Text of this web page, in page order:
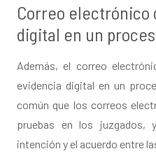
Correo electrónico
digital en un
Además, el correo
evidencia digital en un
común que los correos
pruebas en los juzgados,
intención y el acuerdo entre